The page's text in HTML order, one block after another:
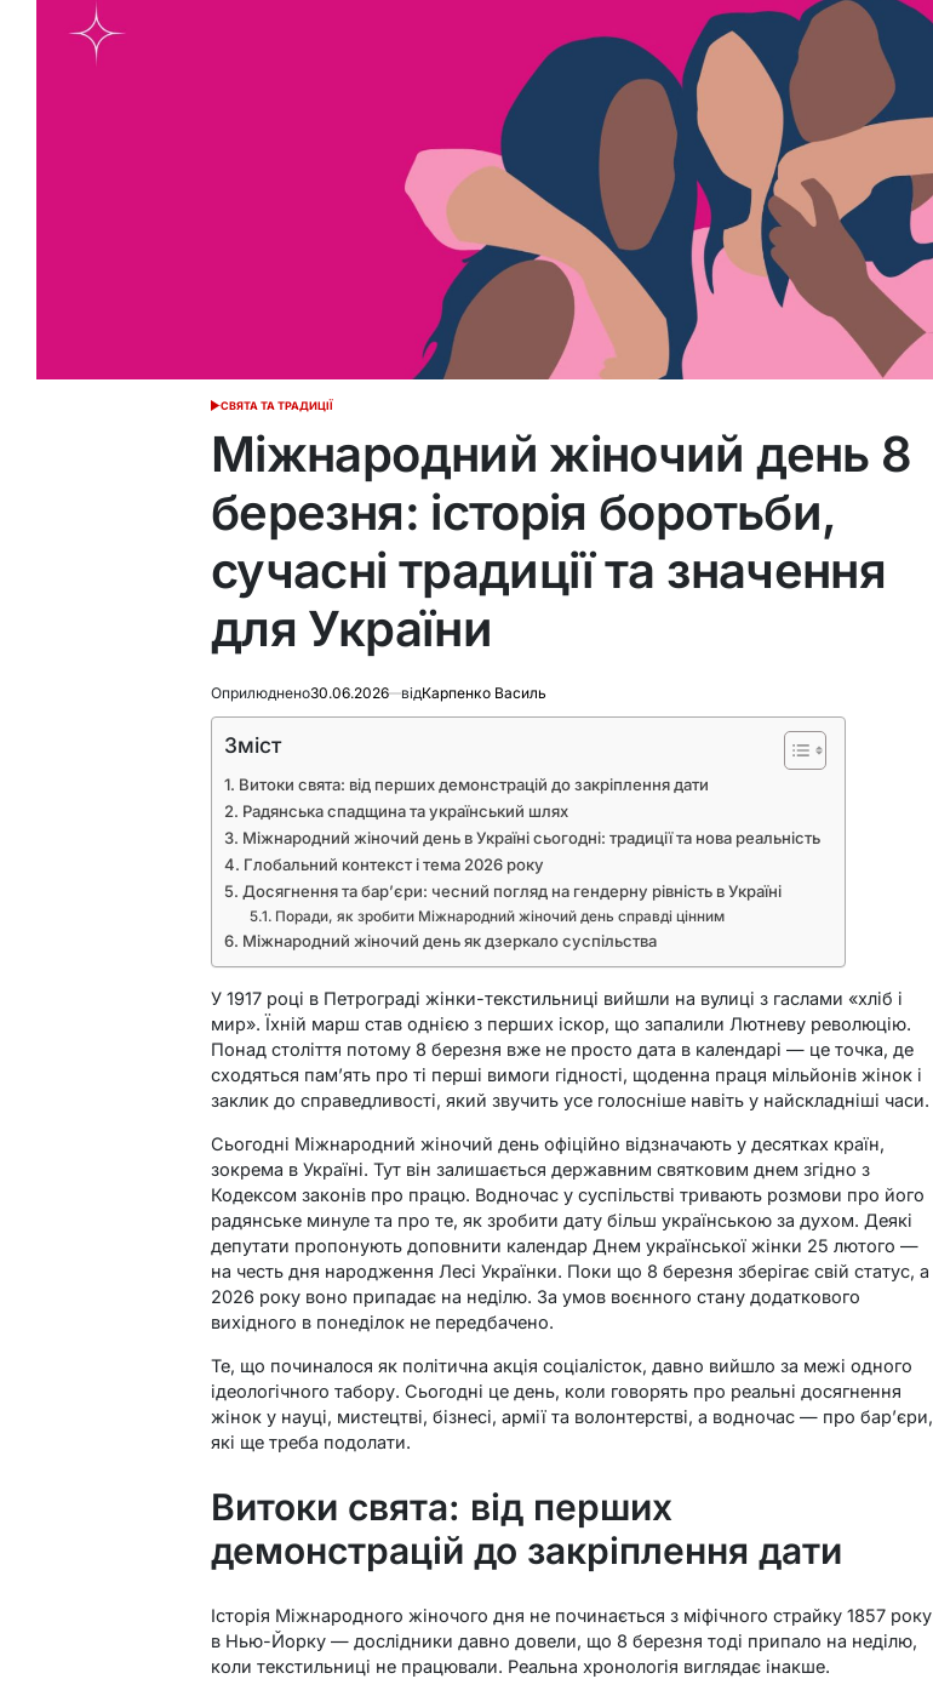
ОПУБЛІКУВАТИ
СВЯТА ТА ТРАДИЦІЇ
Міжнародний жіночий день 8
березня: історія боротьби,
сучасні традиції та значення
для України
Оприлюднено30.06.2026 відКарпенко Василь
Зміст
Витоки свята: від перших демонстрацій до закріплення дати
Радянська спадщина та український шлях
Міжнародний жіночий день в Україні сьогодні: традиції та нова реальність
Глобальний контекст і тема 2026 року
Досягнення та бар’єри: чесний погляд на гендерну рівність в Україні
Поради, як зробити Міжнародний жіночий день справді цінним
Міжнародний жіночий день як дзеркало суспільства
У 1917 році в Петрограді жінки-текстильниці вийшли на вулиці з гаслами «хліб і
мир». Їхній марш став однією з перших іскор, що запалили Лютневу революцію.
Понад століття потому 8 березня вже не просто дата в календарі — це точка, де
сходяться пам’ять про ті перші вимоги гідності, щоденна праця мільйонів жінок і
заклик до справедливості, який звучить усе голосніше навіть у найскладніші часи.
Сьогодні Міжнародний жіночий день офіційно відзначають у десятках країн,
зокрема в Україні. Тут він залишається державним святковим днем згідно з
Кодексом законів про працю. Водночас у суспільстві тривають розмови про його
радянське минуле та про те, як зробити дату більш українською за духом. Деякі
депутати пропонують доповнити календар Днем української жінки 25 лютого —
на честь дня народження Лесі Українки. Поки що 8 березня зберігає свій статус, а
2026 року воно припадає на неділю. За умов воєнного стану додаткового
вихідного в понеділок не передбачено.
Те, що починалося як політична акція соціалісток, давно вийшло за межі одного
ідеологічного табору. Сьогодні це день, коли говорять про реальні досягнення
жінок у науці, мистецтві, бізнесі, армії та волонтерстві, а водночас — про бар’єри,
які ще треба подолати.
Витоки свята: від перших
демонстрацій до закріплення дати
Історія Міжнародного жіночого дня не починається з міфічного страйку 1857 року
в Нью-Йорку — дослідники давно довели, що 8 березня тоді припало на неділю,
коли текстильниці не працювали. Реальна хронологія виглядає інакше.